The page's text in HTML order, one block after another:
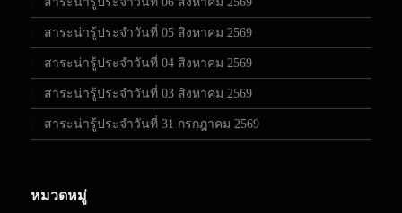
สาระน่ารู้ประจำวันที่ 05 สิงหาคม 2569
สาระน่ารู้ประจำวันที่ 04 สิงหาคม 2569
สาระน่ารู้ประจำวันที่ 03 สิงหาคม 2569
สาระน่ารู้ประจำวันที่ 31 กรกฎาคม 2569
หมวดหมู่